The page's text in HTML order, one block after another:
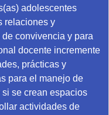
adolescentes
relaciones y
convivencia y para
docente incremente
prácticas y
para el manejo de
si se crean espacios
actividades de